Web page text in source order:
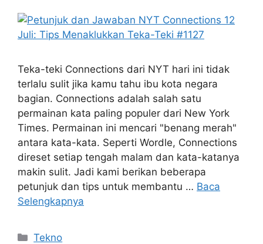
Teka-teki Connections dari NYT hari ini tidak
terlalu sulit jika kamu tahu ibu kota negara
bagian. Connections adalah salah satu
permainan kata paling populer dari New York
Times. Permainan ini mencari "benang merah"
antara kata-kata. Seperti Wordle, Connections
direset setiap tengah malam dan kata-katanya
makin sulit. Jadi kami berikan beberapa
petunjuk dan tips untuk membantu … Baca
Selengkapnya
Kategori
Tekno